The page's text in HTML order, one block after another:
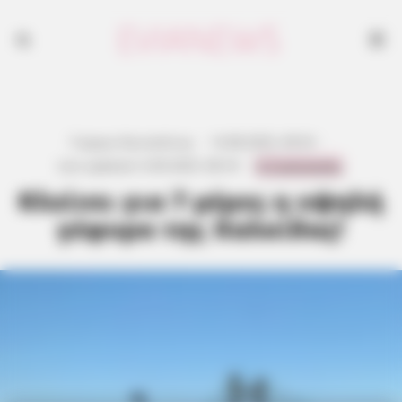
Κλείνει για 7 μέρες η υψηλή
γέφυρα της Χαλκίδας!